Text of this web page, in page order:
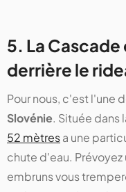
5. La
derrière le
Pour nous, c'est l'une
Slovénie. Située dans
52 mètresa une
chute d'eau.
embruns vous